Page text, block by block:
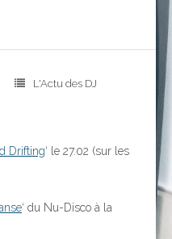
L'Actu des DJ
Drifting‘ le 27.02 (sur les
‘ du Nu-Disco à la